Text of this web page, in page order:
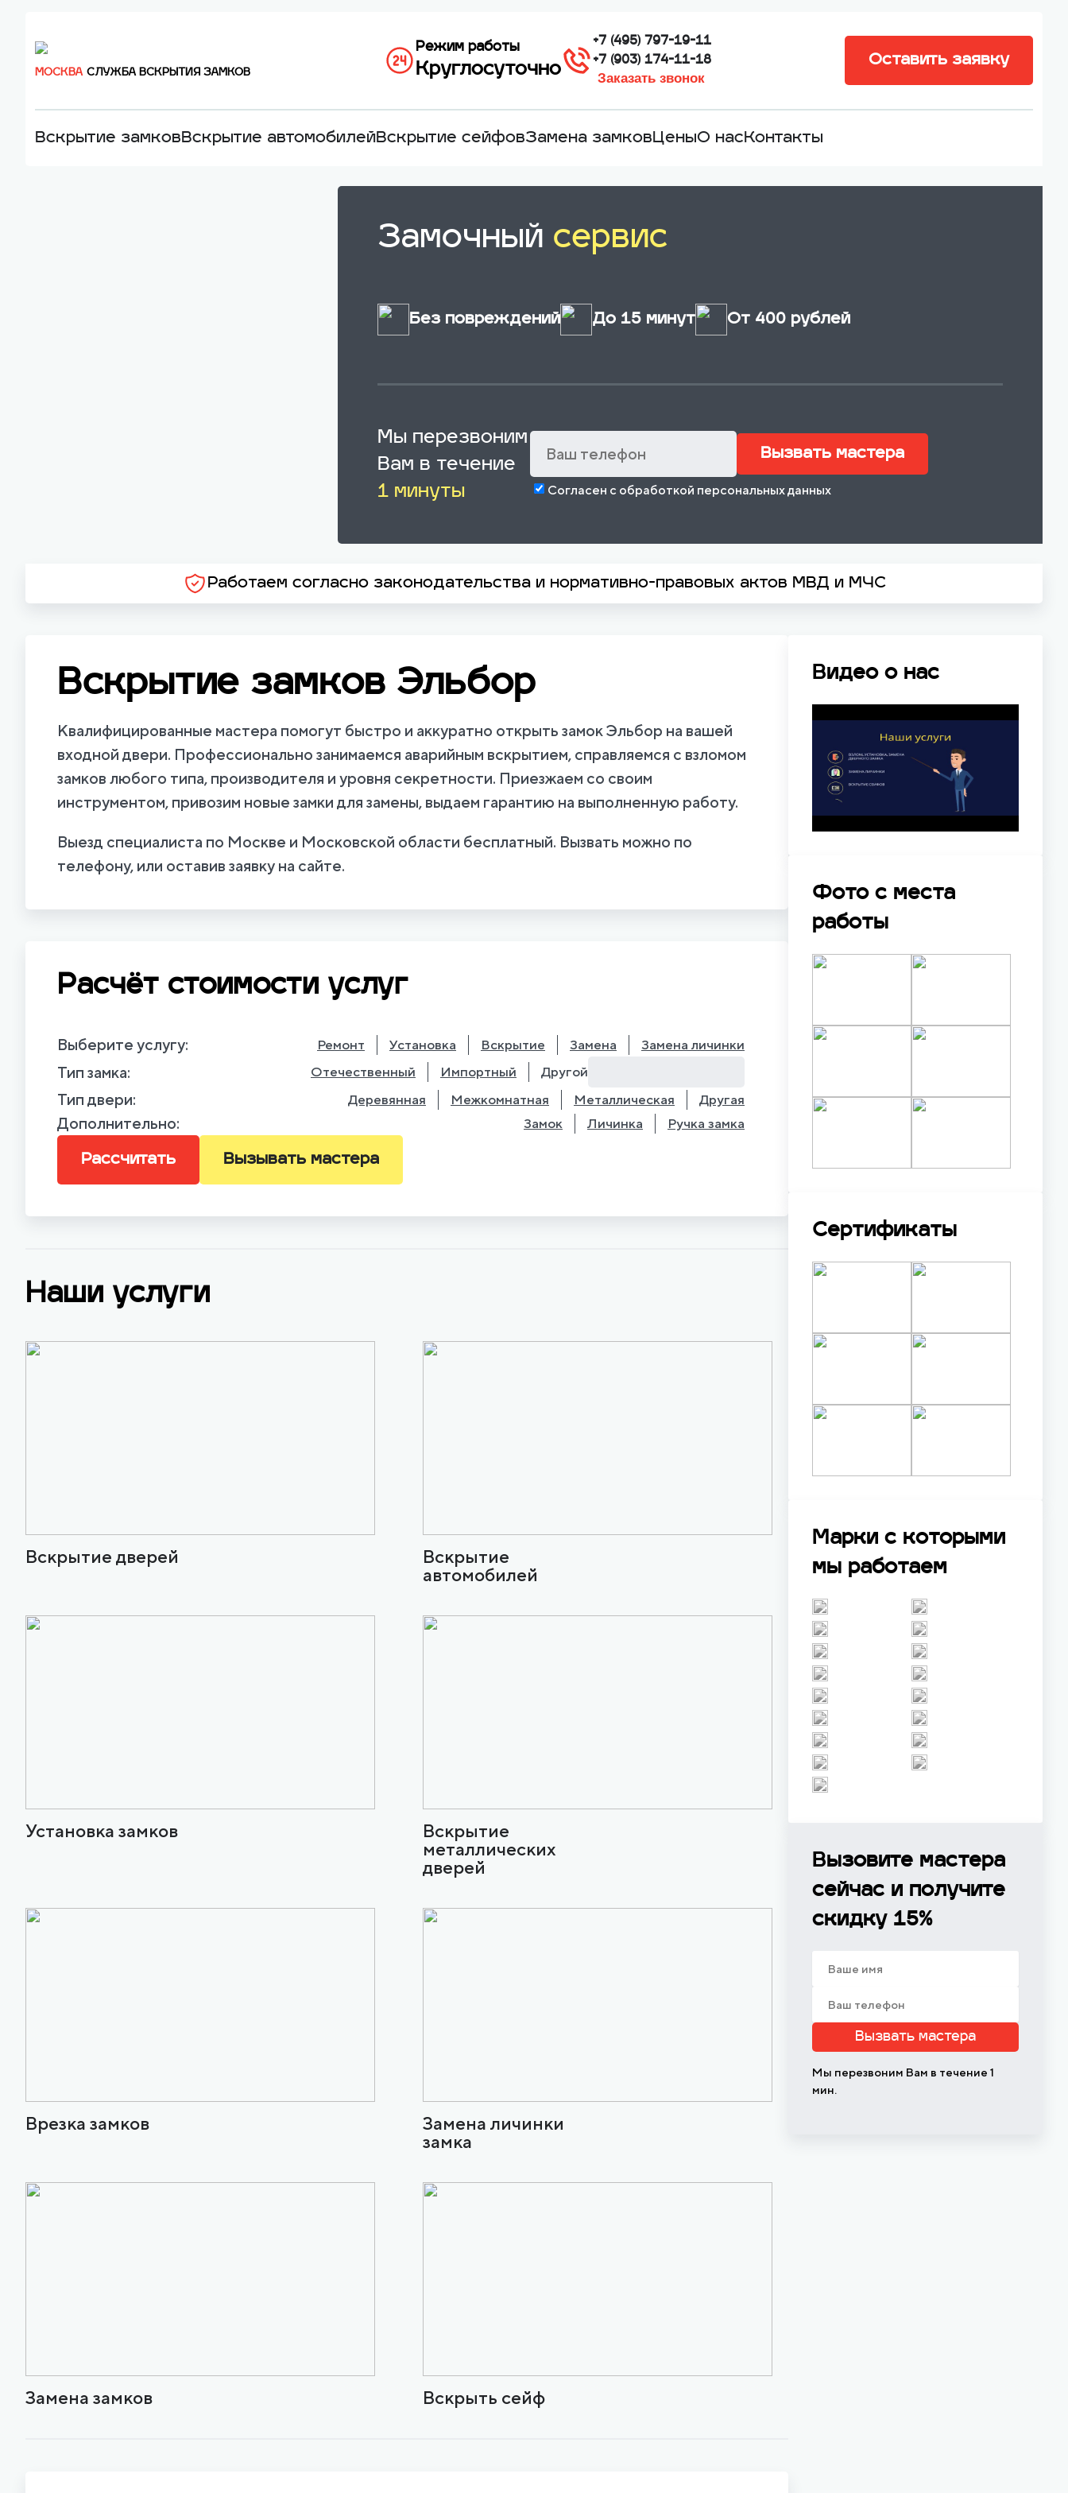
МОСКВА СЛУЖБА ВСКРЫТИЯ ЗАМКОВ
Режим работы
Круглосуточно
+7 (495) 797-19-11
+7 (903) 174-11-18
Заказать звонок
Оставить заявку
Вскрытие замковВскрытие автомобилейВскрытие сейфовЗамена замковЦеныО насКонтакты
Замочный сервис
Без повреждений До 15 минут От 400 рублей
Мы перезвоним
Вам в течение
1 минуты
Вызвать мастера
Согласен с обработкой персональных данных
Работаем согласно законодательства и нормативно-правовых актов МВД и МЧС
Вскрытие замков Эльбор
Квалифицированные мастера помогут быстро и аккуратно открыть замок Эльбор на вашей
входной двери. Профессионально занимаемся аварийным вскрытием, справляемся с взломом
замков любого типа, производителя и уровня секретности. Приезжаем со своим
инструментом, привозим новые замки для замены, выдаем гарантию на выполненную работу.
Выезд специалиста по Москве и Московской области бесплатный. Вызвать можно по
телефону, или оставив заявку на сайте.
Расчёт стоимости услуг
Выберите услугу: Ремонт Установка Вскрытие Замена Замена личинки
Тип замка: Отечественный Импортный Другой
Тип двери: Деревянная Межкомнатная Металлическая Другая
Дополнительно: Замок Личинка Ручка замка
Рассчитать Вызывать мастера
Наши услуги
Вскрытие дверей
Вскрытие
автомобилей
Установка замков
Вскрытие
металлических
дверей
Врезка замков
Замена личинки
замка
Замена замков Вскрыть сейф
Видео о нас
Фото с места
работы
Сертификаты
Марки с которыми
мы работаем
Вызовите мастера
сейчас и получите
скидку 15%
Вызвать мастера
Мы перезвоним Вам в течение 1
мин.